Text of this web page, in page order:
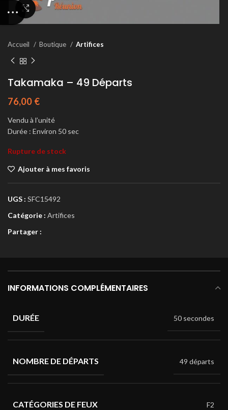
Agrandir
Accueil Boutique Artifices
Takamaka – 49 Départs
76,00 €
Vendu à l’unité
Durée : Environ 50 sec
Rupture de stock
Ajouter à mes favoris
UGS : SFC15492
Catégorie : Artifices
Partager :
INFORMATIONS COMPLÉMENTAIRES
DURÉE 50 secondes
NOMBRE DE DÉPARTS 49 départs
CATÉGORIES DE FEUX F2